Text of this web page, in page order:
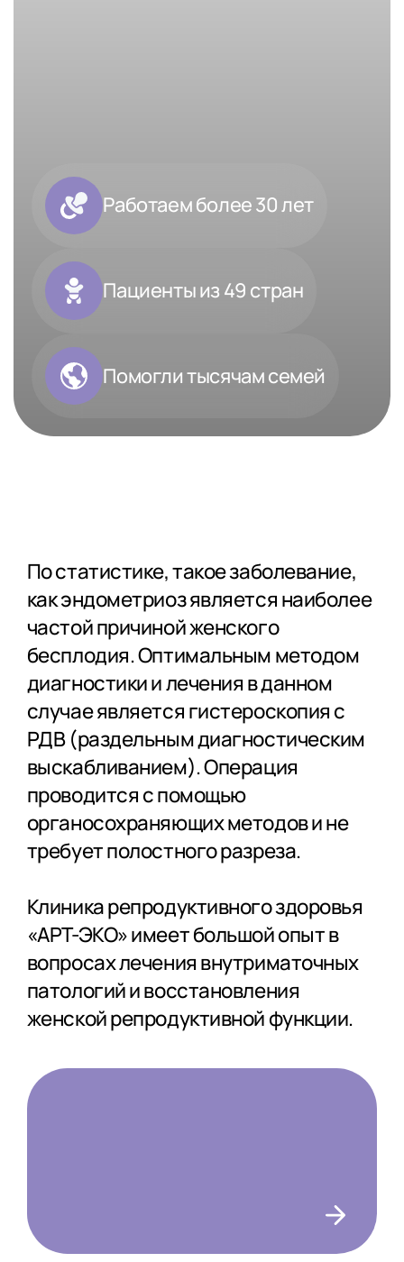
Работаем более 30 лет
Пациенты из 49 стран
Помогли тысячам семей
По статистике, такое заболевание,
как эндометриоз является наиболее
частой причиной женского
бесплодия. Оптимальным методом
диагностики и лечения в данном
случае является гистероскопия с
РДВ (раздельным диагностическим
выскабливанием). Операция
проводится с помощью
органосохраняющих методов и не
требует полостного разреза.
Клиника репродуктивного здоровья
«АРТ-ЭКО» имеет большой опыт в
вопросах лечения внутриматочных
патологий и восстановления
женской репродуктивной функции.